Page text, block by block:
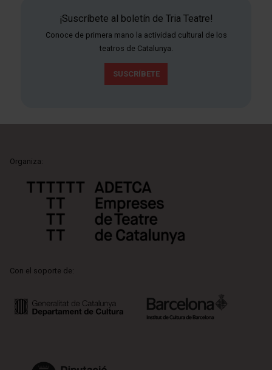
¡Suscríbete al boletín de Tria Teatre!
Conoce de primera mano la actividad cultural de los
teatros de Catalunya.
SUSCRÍBETE
Organiza:
Con el soporte de: